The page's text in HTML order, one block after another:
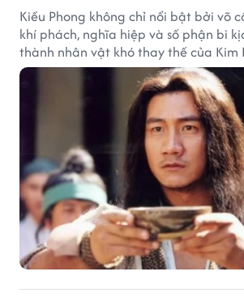
Kiều Phong không chỉ nổi bật bởi võ
khí phách, nghĩa hiệp và số phận bi
thành nhân vật khó thay thế của Kim